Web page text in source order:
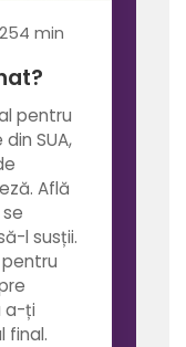
4 min
pentru
SUA,
Află
l susții.
a-ți
final.